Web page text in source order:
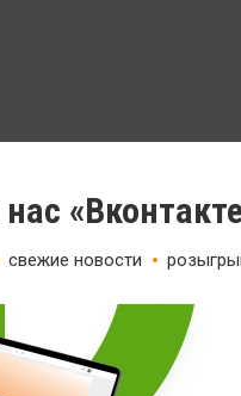
свежие новости